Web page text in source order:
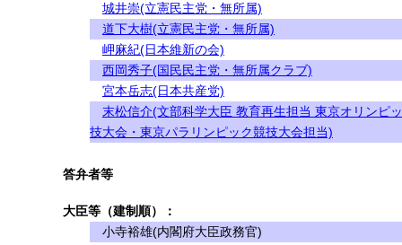
城井崇(立憲民主党・無所属)
道下大樹(立憲民主党・無所属)
岬麻紀(日本維新の会)
西岡秀子(国民民主党・無所属クラブ)
宮本岳志(日本共産党)
末松信介(文部科学大臣 教育再生担当 東京オリンピ
技大会・東京パラリンピック競技大会担当)
答弁者等
大臣等（建制順）：
小寺裕雄(内閣府大臣政務官)